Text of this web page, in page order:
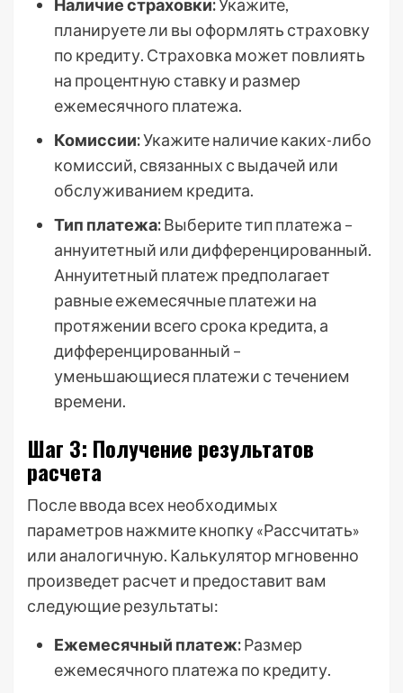
Наличие страховки:Укажите,
планируете ли вы оформлять страховку
по кредиту. Страховка может повлиять
на процентную ставку и размер
ежемесячного платежа.
Комиссии:Укажите наличие каких-либо
комиссий, связанных с выдачей или
обслуживанием кредита.
Тип платежа:Выберите тип платежа –
аннуитетный или дифференцированный.
Аннуитетный платеж предполагает
равные ежемесячные платежи на
протяжении всего срока кредита, а
дифференцированный –
уменьшающиеся платежи с течением
времени.
Шаг 3: Получение результатов
расчета
После ввода всех необходимых
параметров нажмите кнопку «Рассчитать»
или аналогичную. Калькулятор мгновенно
произведет расчет и предоставит вам
следующие результаты:
Ежемесячный платеж:Размер
ежемесячного платежа по кредиту.